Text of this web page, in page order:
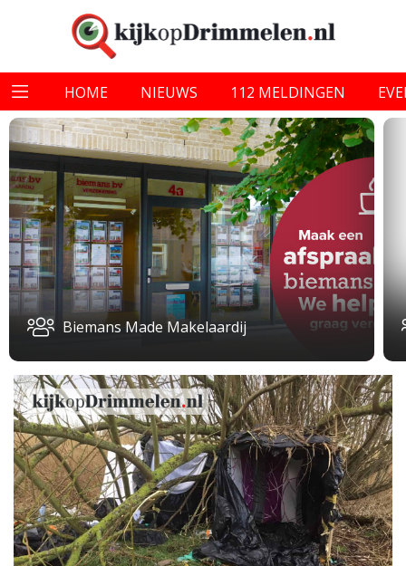
HOME NIEUWS 112 MELDINGEN
Biemans Made Makelaardij